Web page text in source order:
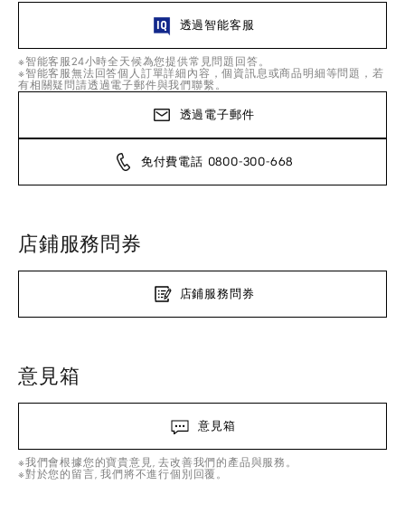
透過智能客服
※智能客服24小時全天候為您提供常見問題回答。
※智能客服無法回答個人訂單詳細內容，個資訊息或商品明細等問題，若
有相關疑問請透過電子郵件與我們聯繫。
透過電子郵件
免付費電話 0800-300-668
店鋪服務問券
店鋪服務問券
意見箱
意見箱
※我們會根據您的寶貴意見, 去改善我們的產品與服務。
※對於您的留言, 我們將不進行個別回覆。